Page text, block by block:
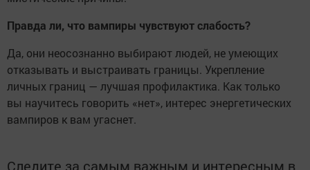
Правда ли, что вампиры чувствуют слабость?
Да, они неосознанно выбирают людей, не умеющих
отказывать и выстраивать границы. Укрепление
личных границ — лучшая профилактика. Как только
вы научитесь говорить «нет», интерес энергетических
вампиров к вам угаснет.
Следите за самым важным и интересным в